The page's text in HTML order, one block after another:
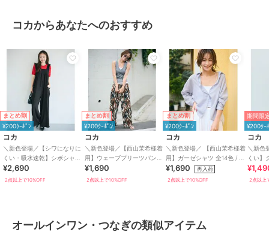
や多少の『ほつれ』、繊維の『混紡』、形やサイズに多少の『誤差』
※お客様に喜んでいただけますよう、最良のお値段でご提供できるよ
う努めております。今後もより良いデザインと商品をご提供させて頂
くためにも素材や縫製につきましては、何卒ご理解いただきますよう
お願い申し上げます。
モデル：165cm/173cm
期間限定セール開催中
ブランド コカ
オールインワン・つなぎ
コカからあなたへのおすすめ
まとめ割
¥200ｸｰﾎﾟﾝ
コカ
＼新色登場／【シワになりに
くい・吸水速乾】シボシャー
リングフリルオールインワン
全2色
¥2,690
2点以上で10%OFF
まとめ割
¥200ｸｰﾎﾟﾝ
コカ
＼新色登場／【西山茉希様着
用】ウェーブプリーツパンツ
全12色 / セルフカット可能
¥1,690
2点以上で10%OFF
まとめ割
¥200ｸｰﾎﾟﾝ
コカ
＼新色登場／ 【西山茉希様着
用】ガーゼシャツ 全14色 / 冷
房対策
¥1,690 再入荷
2点以上で10%OFF
期間限
¥200ｸｰ
コカ
＼新色
くい】
プラム
2点以上
オールインワン・つなぎの類似アイテム